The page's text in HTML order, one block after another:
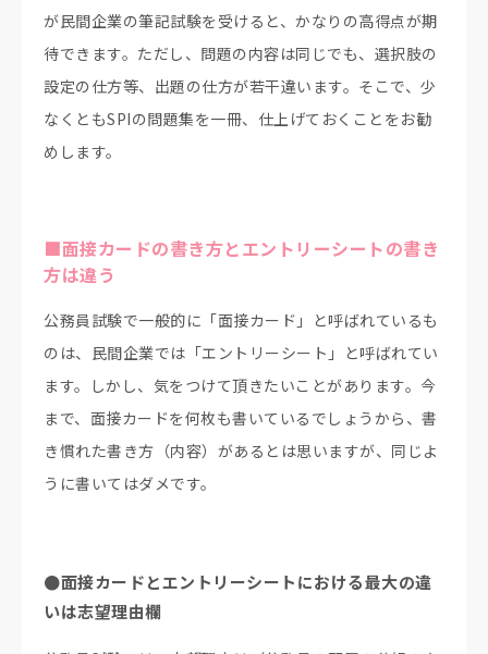
が民間企業の筆記試験を受けると、かなりの高得点が期
待できます。ただし、問題の内容は同じでも、選択肢の
設定の仕方等、出題の仕方が若干違います。そこで、少
なくともSPIの問題集を一冊、仕上げておくことをお勧
めします。
■面接カードの書き方とエントリーシートの書き
方は違う
公務員試験で一般的に「面接カード」と呼ばれているも
のは、民間企業では「エントリーシート」と呼ばれてい
ます。しかし、気をつけて頂きたいことがあります。今
まで、面接カードを何枚も書いているでしょうから、書
き慣れた書き方（内容）があるとは思いますが、同じよ
うに書いてはダメです。
●面接カードとエントリーシートにおける最大の違
いは志望理由欄